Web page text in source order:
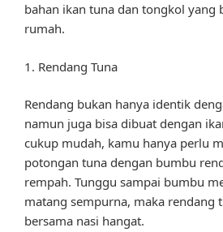
bahan ikan tuna dan tongkol yang
rumah.
1. Rendang Tuna
Rendang bukan hanya identik
namun juga bisa dibuat dengan
cukup mudah, kamu hanya perlu
potongan tuna dengan bumbu
rempah. Tunggu sampai bumbu
matang sempurna, maka rendang
bersama nasi hangat.